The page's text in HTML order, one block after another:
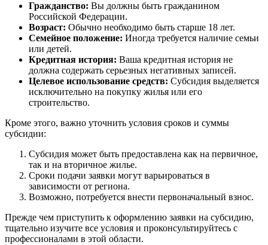
Гражданство: Вы должны быть гражданином
Российской Федерации.
Возраст: Обычно необходимо быть старше 18 лет.
Семейное положение: Иногда требуется наличие семьи
или детей.
Кредитная история: Ваша кредитная история не
должна содержать серьезных негативных записей.
Целевое использование средств: Субсидия выделяется
исключительно на покупку жилья или его
строительство.
Кроме этого, важно уточнить условия сроков и суммы
субсидии:
Субсидия может быть предоставлена как на первичное,
так и на вторичное жилье.
Сроки подачи заявки могут варьироваться в
зависимости от региона.
Возможно, потребуется внести первоначальный взнос.
Прежде чем приступить к оформлению заявки на субсидию,
тщательно изучите все условия и проконсультируйтесь с
профессионалами в этой области.